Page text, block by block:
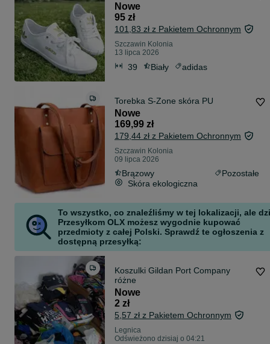
Nowe
95 zł
101,83 zł z Pakietem Ochronnym
Szczawin Kolonia
13 lipca 2026
39 Biały adidas
Torebka S-Zone skóra PU
Nowe
169,99 zł
179,44 zł z Pakietem Ochronnym
Szczawin Kolonia
09 lipca 2026
Brązowy
Pozostałe
Skóra ekologiczna
To wszystko, co znaleźliśmy w tej lokalizacji, ale
Przesyłkom OLX możesz wygodnie kupować
przedmioty z całej Polski. Sprawdź te ogłoszenia z
dostępną przesyłką:
Koszulki Gildan Port Company
różne
Nowe
2 zł
5,57 zł z Pakietem Ochronnym
Legnica
Odświeżono dzisiaj o 04:21